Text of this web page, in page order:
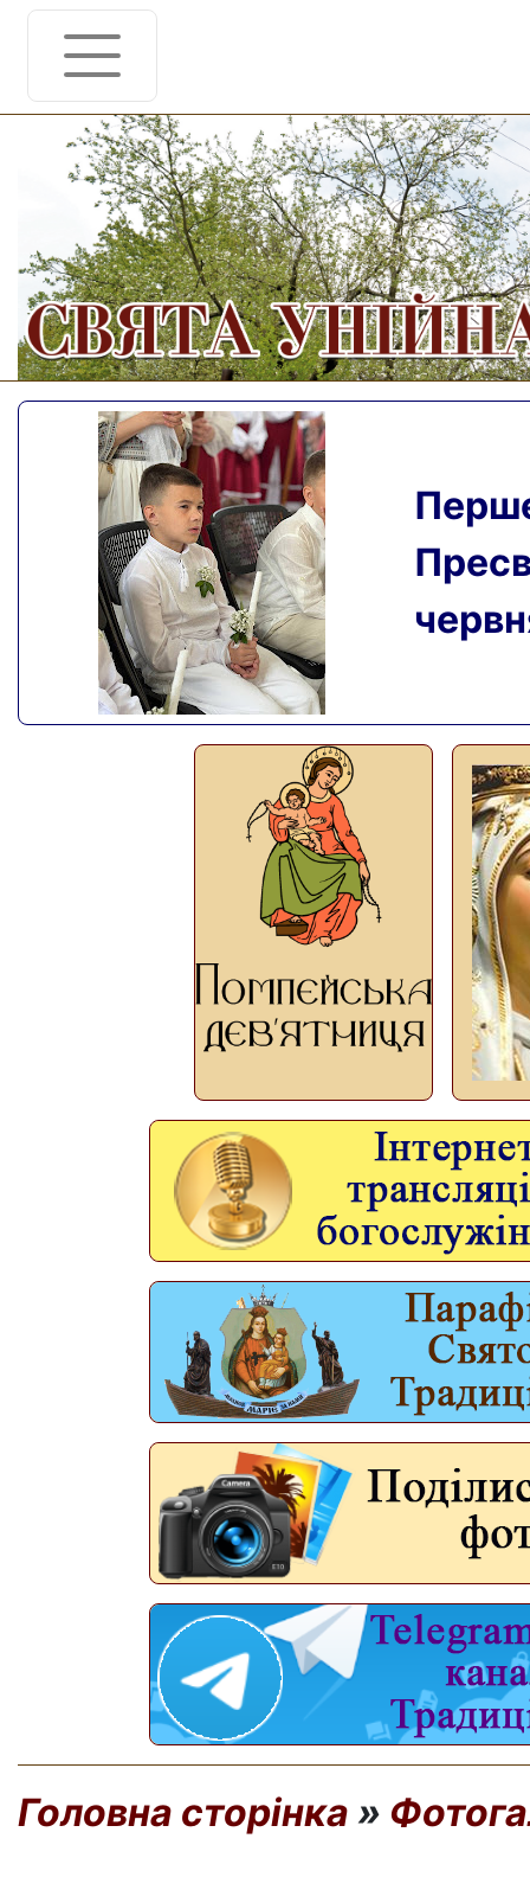
Головна сторінка »